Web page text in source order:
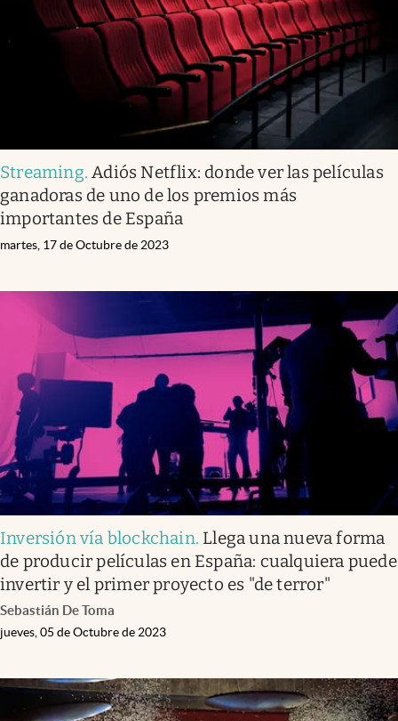
Streaming.Adiós Netflix: donde ver las películas
ganadoras de uno de los premios más
importantes de España
martes, 17 de Octubre de 2023
Inversión vía blockchain. Llega una nueva forma
de producir películas en España: cualquiera puede
invertir y el primer proyecto es "de terror"
Sebastián De Toma
jueves, 05 de Octubre de 2023